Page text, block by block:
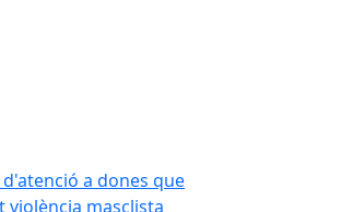
a dones que han patit violència